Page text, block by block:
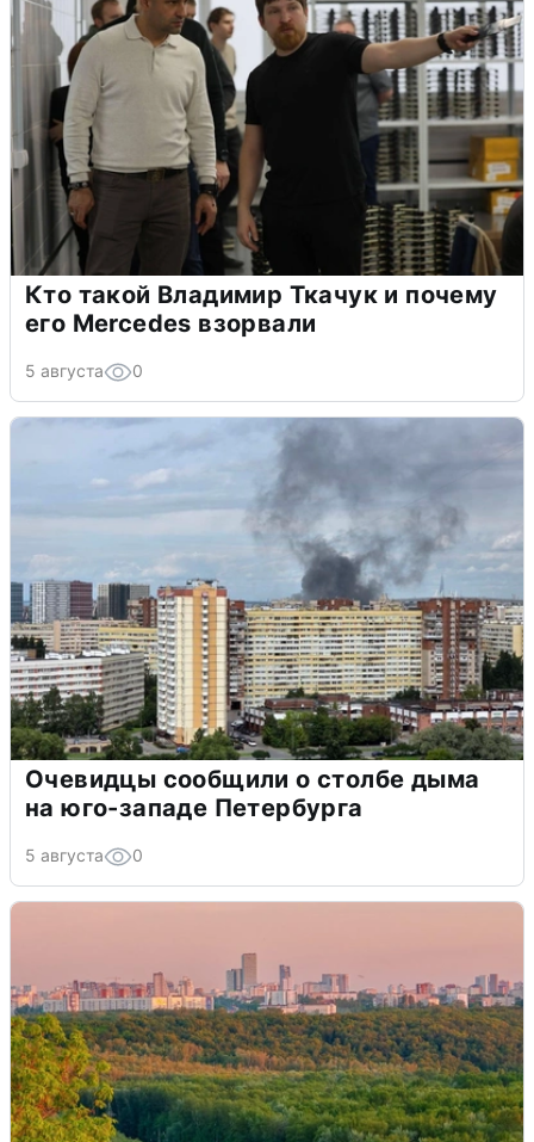
Кто такой Владимир Ткачук и почему
его Mercedes взорвали
5 августа 0
Очевидцы сообщили о столбе дыма
на юго-западе Петербурга
5 августа 0